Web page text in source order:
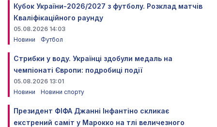
Кубок України-2026/2027 з футболу. Розклад матчів
Кваліфікаційного раунду
05.08.2026 14:03
Новини
Футбол
Стрибки у воду. Українці здобули медаль на
чемпіонаті Європи: подробиці події
05.08.2026 13:01
Новини
Новини спорту
Президент ФІФА Джанні Інфантіно скликає
екстрений саміт у Марокко на тлі величезного